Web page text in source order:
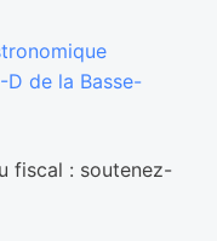
D de la Basse-
fiscal : soutenez-